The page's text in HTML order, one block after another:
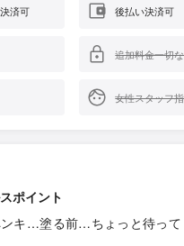
済可 後払い決済可
追加料金一切
女性スタッフ
ポイント
キ…塗る前…ちょっと待って